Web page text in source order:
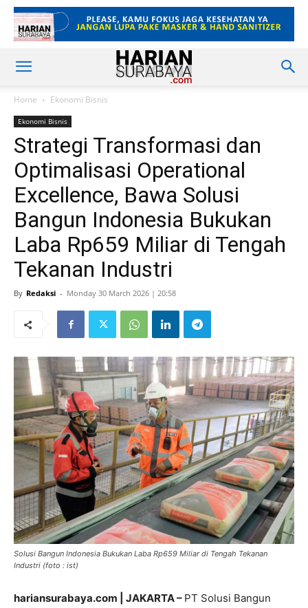
Home Ekonomi Bisnis
Ekonomi Bisnis
Strategi Transformasi dan
Optimalisasi Operational
Excellence, Bawa Solusi
Bangun Indonesia Bukukan
Laba Rp659 Miliar di Tengah
Tekanan Industri
By Redaksi - Monday 30 March 2026 | 20:58
Solusi Bangun Indonesia Bukukan Laba Rp659 Miliar di Tengah Tekanan
Industri (foto : ist)
hariansurabaya.com | JAKARTA – PT Solusi Bangun